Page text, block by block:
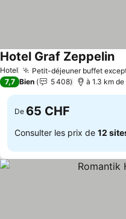
Hotel Petit-déjeuner buffet
Hotel Graf Zeppelin
7,7 Bien 5 408 à 1.3 km
De 65 CHF
Consulter les prix de 12